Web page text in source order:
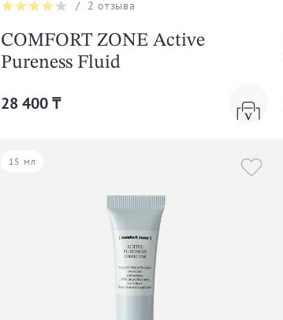
/ 2 отзыва
COMFORT ZONE Active
Pureness Fluid
28 400 ₸
15 мл